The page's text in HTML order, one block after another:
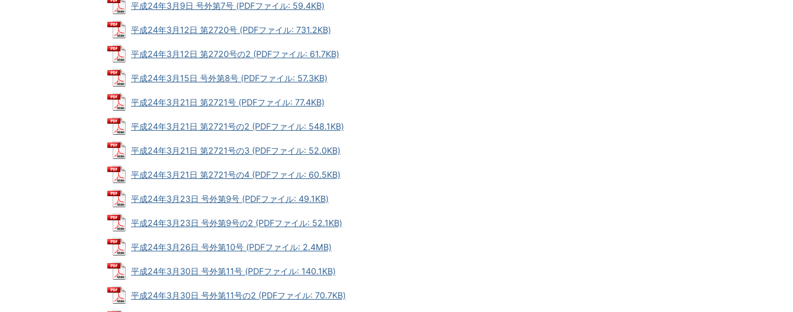
平成24年3月9日 号外第7号 (PDFファイル: 59.4KB)
平成24年3月12日 第2720号 (PDFファイル: 731.2KB)
平成24年3月12日 第2720号の2 (PDFファイル: 61.7KB)
平成24年3月15日 号外第8号 (PDFファイル: 57.3KB)
平成24年3月21日 第2721号 (PDFファイル: 77.4KB)
平成24年3月21日 第2721号の2 (PDFファイル: 548.1KB)
平成24年3月21日 第2721号の3 (PDFファイル: 52.0KB)
平成24年3月21日 第2721号の4 (PDFファイル: 60.5KB)
平成24年3月23日 号外第9号 (PDFファイル: 49.1KB)
平成24年3月23日 号外第9号の2 (PDFファイル: 52.1KB)
平成24年3月26日 号外第10号 (PDFファイル: 2.4MB)
平成24年3月30日 号外第11号 (PDFファイル: 140.1KB)
平成24年3月30日 号外第11号の2 (PDFファイル: 70.7KB)